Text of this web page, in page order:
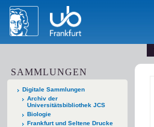
SAMMLUNGEN
Digitale Sammlungen
Archiv der
Universitätsbibliothek JCS
Biologie
Frankfurt und Seltene Drucke